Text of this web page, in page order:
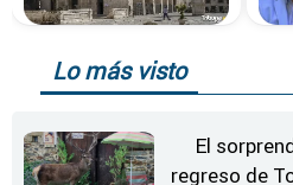
Lo más visto
El
regreso de